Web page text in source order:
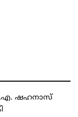
ഷഹനാസ്